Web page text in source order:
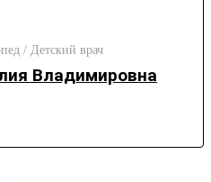
/ Детский врач
Владимировна